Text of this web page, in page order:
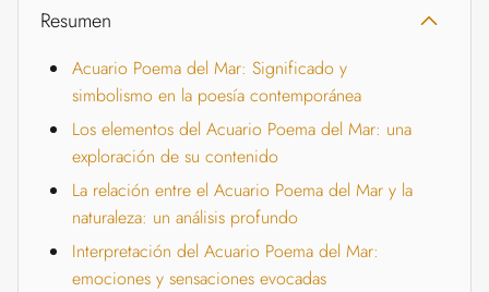
Resumen
Acuario Poema del Mar: Significado y
simbolismo en la poesía contemporánea
Los elementos del Acuario Poema del Mar: una
exploración de su contenido
La relación entre el Acuario Poema del Mar y la
naturaleza: un análisis profundo
Interpretación del Acuario Poema del Mar:
emociones y sensaciones evocadas